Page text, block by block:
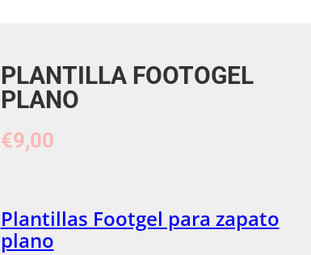
PLANTILLA FOOTOGEL
PLANO
€9,00
Plantillas Footgel para zapato
plano